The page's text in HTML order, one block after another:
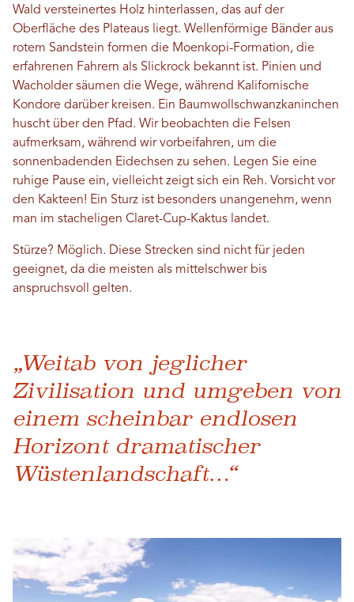
Wald versteinertes Holz hinterlassen, das auf der
Oberfläche des Plateaus liegt. Wellenförmige Bänder aus
rotem Sandstein formen die Moenkopi-Formation, die
erfahrenen Fahrern als Slickrock bekannt ist. Pinien und
Wacholder säumen die Wege, während Kalifornische
Kondore darüber kreisen. Ein Baumwollschwanzkaninchen
huscht über den Pfad. Wir beobachten die Felsen
aufmerksam, während wir vorbeifahren, um die
sonnenbadenden Eidechsen zu sehen. Legen Sie eine
ruhige Pause ein, vielleicht zeigt sich ein Reh. Vorsicht vor
den Kakteen! Ein Sturz ist besonders unangenehm, wenn
man im stacheligen Claret-Cup-Kaktus landet.
Stürze? Möglich. Diese Strecken sind nicht für jeden
geeignet, da die meisten als mittelschwer bis
anspruchsvoll gelten.
„Weitab von jeglicher
Zivilisation und umgeben von
einem scheinbar endlosen
Horizont dramatischer
Wüstenlandschaft…“